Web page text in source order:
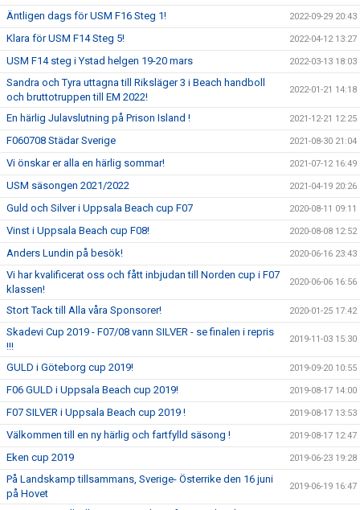
Äntligen dags för USM F16 Steg 1! 2022-09-29 20:43
Klara för USM F14 Steg 5! 2022-04-12 13:27
USM F14 steg i Ystad helgen 19-20 mars 2022-03-13 18:03
Sandra och Tyra uttagna till Riksläger 3 i Beach handboll
och bruttotruppen till EM 2022!
2022-01-21 14:18
En härlig Julavslutning på Prison Island ! 2021-12-21 12:25
F060708 Städar Sverige 2021-08-30 21:04
Vi önskar er alla en härlig sommar! 2021-07-12 16:49
USM säsongen 2021/2022 2021-04-19 20:26
Guld och Silver i Uppsala Beach cup F07 2020-08-11 09:11
Vinst i Uppsala Beach cup F08! 2020-08-08 12:52
Anders Lundin på besök! 2020-06-16 23:43
Vi har kvalificerat oss och fått inbjudan till Norden cup i F07
klassen!
2020-06-06 16:56
Stort Tack till Alla våra Sponsorer! 2020-01-25 17:42
Skadevi Cup 2019 - F07/08 vann SILVER - se finalen i repris
!!!
2019-11-03 15:30
GULD i Göteborg cup 2019! 2019-09-20 10:55
F06 GULD i Uppsala Beach cup 2019! 2019-08-17 14:00
F07 SILVER i Uppsala Beach cup 2019 ! 2019-08-17 13:53
Välkommen till en ny härlig och fartfylld säsong ! 2019-08-17 12:47
Eken cup 2019 2019-06-23 19:28
På Landskamp tillsammans, Sverige- Österrike den 16 juni
på Hovet
2019-06-19 16:47